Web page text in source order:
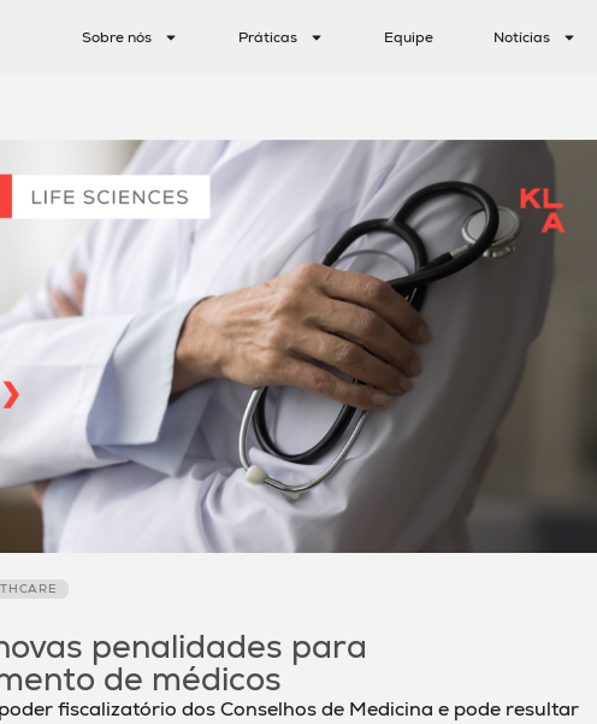
Sobre nós Práticas Equipe Notícias
penalidades para
de médicos
fiscalizatório dos Conselhos de Medicina e pode resultar